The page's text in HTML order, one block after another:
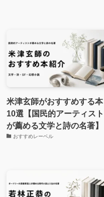
米津玄師がおすすめする本
10選【国民的アーティスト
が薦める文学と詩の名著】
おすすめレーベル